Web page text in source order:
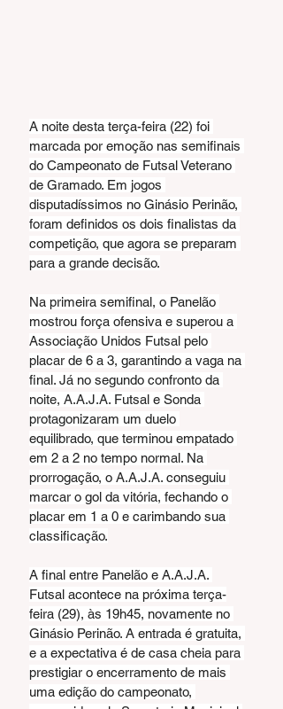
A noite desta terça-feira (22) foi
marcada por emoção nas semifinais
do Campeonato de Futsal Veterano
de Gramado. Em jogos
disputadíssimos no Ginásio Perinão,
foram definidos os dois finalistas da
competição, que agora se preparam
para a grande decisão.
Na primeira semifinal, o Panelão
mostrou força ofensiva e superou a
Associação Unidos Futsal pelo
placar de 6 a 3, garantindo a vaga na
final. Já no segundo confronto da
noite, A.A.J.A. Futsal e Sonda
protagonizaram um duelo
equilibrado, que terminou empatado
em 2 a 2 no tempo normal. Na
prorrogação, o A.A.J.A. conseguiu
marcar o gol da vitória, fechando o
placar em 1 a 0 e carimbando sua
classificação.
A final entre Panelão e A.A.J.A.
Futsal acontece na próxima terça-
feira (29), às 19h45, novamente no
Ginásio Perinão. A entrada é gratuita,
e a expectativa é de casa cheia para
prestigiar o encerramento de mais
uma edição do campeonato,